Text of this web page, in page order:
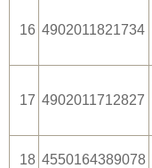
16 4902011821734
17 4902011712827
18 4550164389078